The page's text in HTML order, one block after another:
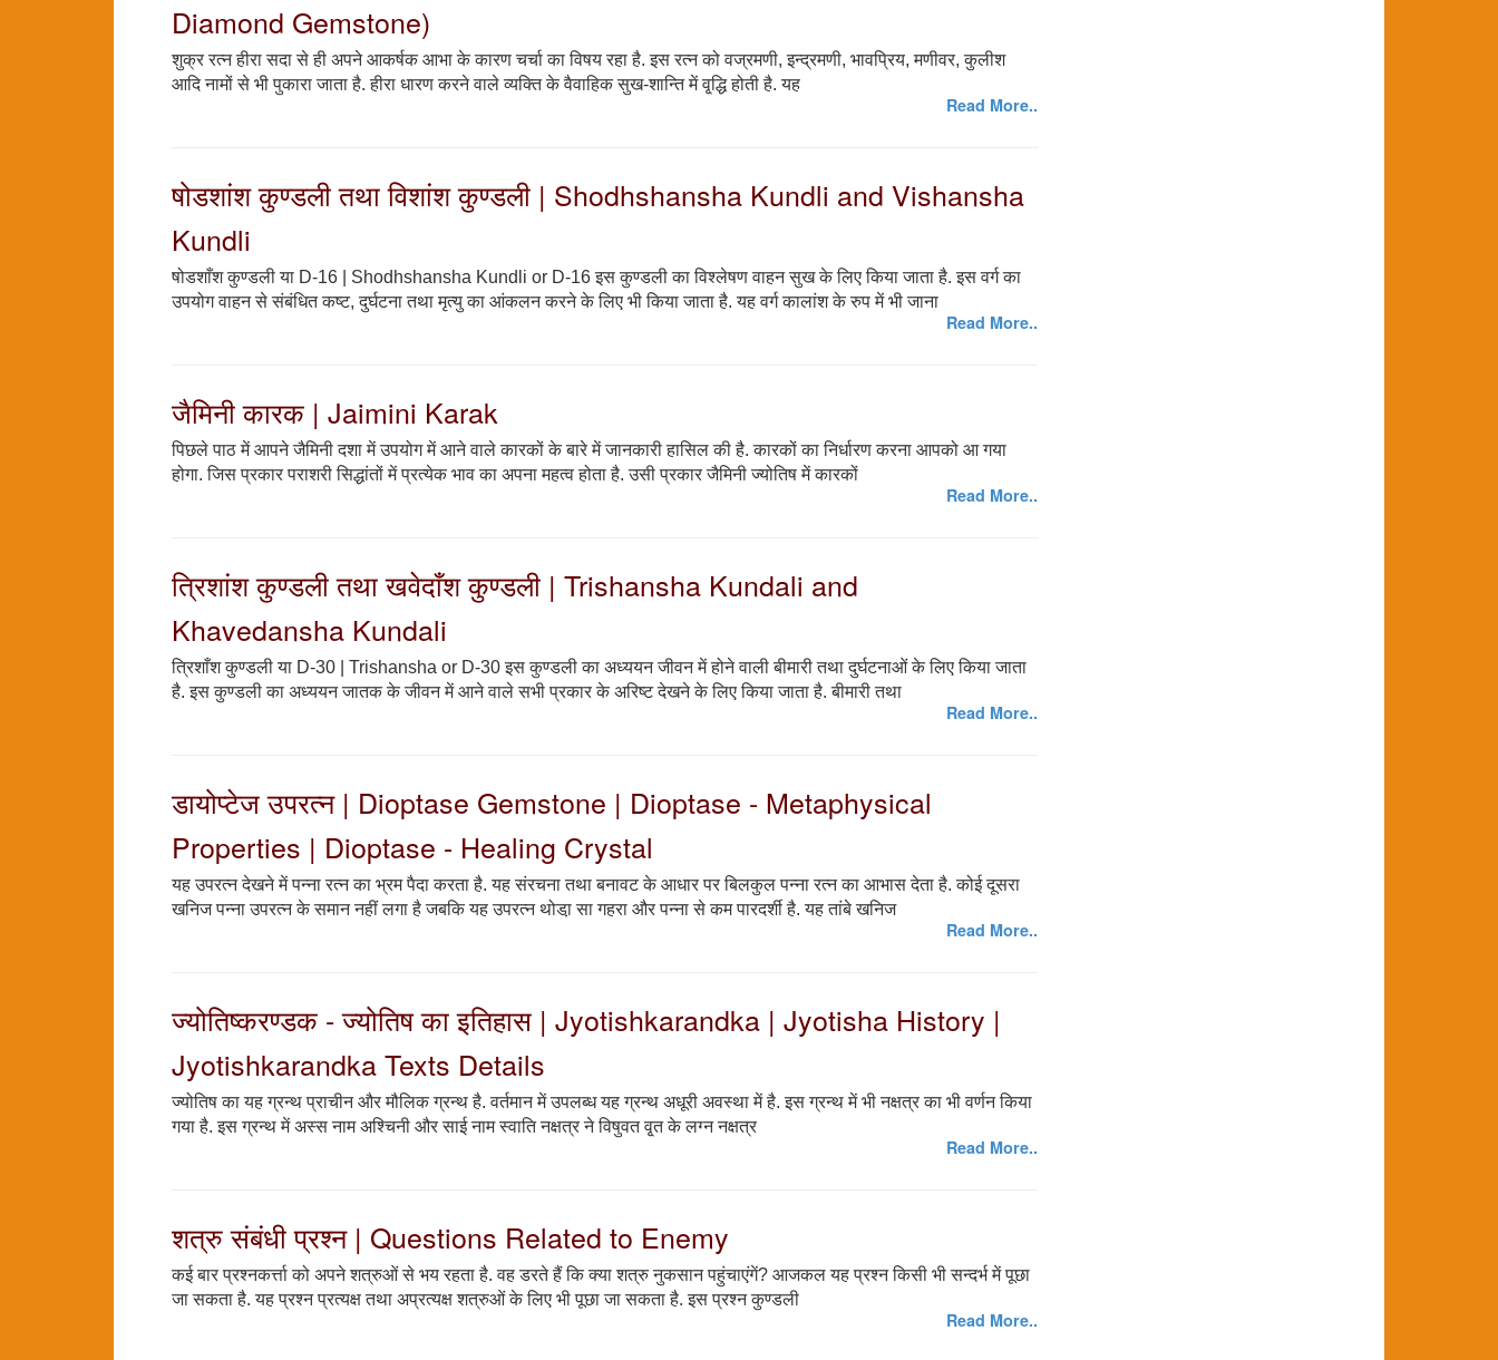
Diamond Gemstone)
शुक्र रत्न हीरा सदा से ही अपने आकर्षक आभा के कारण चर्चा का विषय रहा है. इस रत्न को वज्रमणी, इन्द्रमणी, भावप्रिय, मणीवर, कुलीश
आदि नामों से भी पुकारा जाता है. हीरा धारण करने वाले व्यक्ति के वैवाहिक सुख-शान्ति में वृ्द्धि होती है. यह
Read More..
षोडशांश कुण्डली तथा विशांश कुण्डली | Shodhshansha Kundli and Vishansha
Kundli
षोडशाँश कुण्डली या D-16 | Shodhshansha Kundli or D-16 इस कुण्डली का विश्लेषण वाहन सुख के लिए किया जाता है. इस वर्ग का
उपयोग वाहन से संबंधित कष्ट, दुर्घटना तथा मृत्यु का आंकलन करने के लिए भी किया जाता है. यह वर्ग कालांश के रुप में भी जाना
Read More..
जैमिनी कारक | Jaimini Karak
पिछले पाठ में आपने जैमिनी दशा में उपयोग में आने वाले कारकों के बारे में जानकारी हासिल की है. कारकों का निर्धारण करना आपको आ गया
होगा. जिस प्रकार पराशरी सिद्धांतों में प्रत्येक भाव का अपना महत्व होता है. उसी प्रकार जैमिनी ज्योतिष में कारकों
Read More..
त्रिशांश कुण्डली तथा खवेदाँश कुण्डली | Trishansha Kundali and
Khavedansha Kundali
त्रिशाँश कुण्डली या D-30 | Trishansha or D-30 इस कुण्डली का अध्ययन जीवन में होने वाली बीमारी तथा दुर्घटनाओं के लिए किया जाता
है. इस कुण्डली का अध्ययन जातक के जीवन में आने वाले सभी प्रकार के अरिष्ट देखने के लिए किया जाता है. बीमारी तथा
Read More..
डायोप्टेज उपरत्न | Dioptase Gemstone | Dioptase - Metaphysical
Properties | Dioptase - Healing Crystal
यह उपरत्न देखने में पन्ना रत्न का भ्रम पैदा करता है. यह संरचना तथा बनावट के आधार पर बिलकुल पन्ना रत्न का आभास देता है. कोई दूसरा
खनिज पन्ना उपरत्न के समान नहीं लगा है जबकि यह उपरत्न थोडा़ सा गहरा और पन्ना से कम पारदर्शी है. यह तांबे खनिज
Read More..
ज्योतिष्करण्डक - ज्योतिष का इतिहास | Jyotishkarandka | Jyotisha History |
Jyotishkarandka Texts Details
ज्योतिष का यह ग्रन्थ प्राचीन और मौलिक ग्रन्थ है. वर्तमान में उपलब्ध यह ग्रन्थ अधूरी अवस्था में है. इस ग्रन्थ में भी नक्षत्र का भी वर्णन किया
गया है. इस ग्रन्थ में अस्स नाम अश्चिनी और साई नाम स्वाति नक्षत्र ने विषुवत वृ्त के लग्न नक्षत्र
Read More..
शत्रु संबंधी प्रश्न | Questions Related to Enemy
कई बार प्रश्नकर्त्ता को अपने शत्रुओं से भय रहता है. वह डरते हैं कि क्या शत्रु नुकसान पहुंचाएंगें? आजकल यह प्रश्न किसी भी सन्दर्भ में पूछा
जा सकता है. यह प्रश्न प्रत्यक्ष तथा अप्रत्यक्ष शत्रुओं के लिए भी पूछा जा सकता है. इस प्रश्न कुण्डली
Read More..